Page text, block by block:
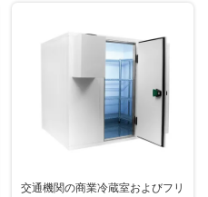
交通機関の商業冷蔵室およびフリ